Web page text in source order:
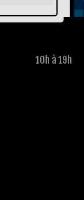
10h à 19h